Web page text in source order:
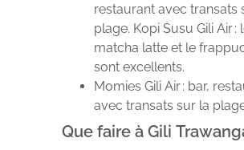
restaurant avec transats
plage. Kopi Susu Gili Air :
matcha latte et le
sont excellents.
Momies Gili Air : bar,
avec transats sur la
Que faire à Gili